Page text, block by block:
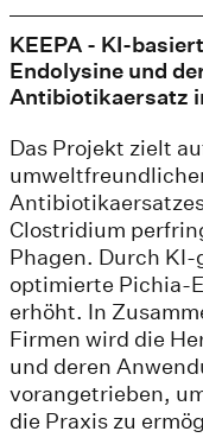
KEEPA - KI-
Endolysine und
Antibiotikaersatz
Das Projekt zielt
Clostridium
Phagen. Durch
optimierte Pichia-
erhöht. In
Firmen wird die
und deren
vorangetrieben,
die Praxis zu